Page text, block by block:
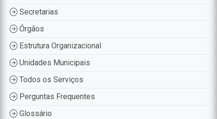
Secretarias
Órgãos
Estrutura Organizacional
Unidades Municipais
Todos os Serviços
Perguntas Frequentes
Glossário